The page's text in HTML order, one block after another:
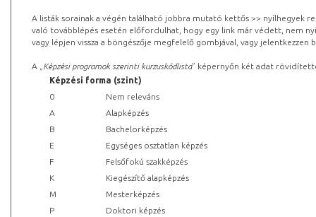
A listák sorainak a végén található jobbra mutató kettős >> nyílhegyek
való továbblépés esetén előfordulhat, hogy egy link már védett, nem
vagy lépjen vissza a böngészője megfelelő gombjával, vagy
A „ Képzési programok szerinti kurzuskódlista” képernyőn két adat
Képzési forma (szint)
0
Nem releváns
A
Alapképzés
B
Bachelorképzés
E
Egységes osztatlan képzés
F
Felsőfokú szakképzés
K
Kiegészítő alapképzés
M
Mesterképzés
P
Doktori képzés